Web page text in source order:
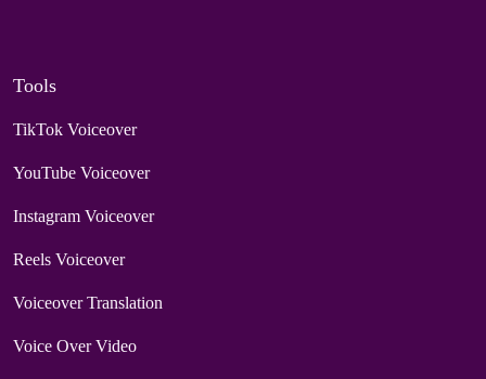
Tools
TikTok Voiceover
YouTube Voiceover
Instagram Voiceover
Reels Voiceover
Voiceover Translation
Voice Over Video